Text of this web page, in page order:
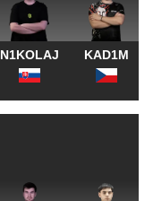
N1KOLAJ KAD1M